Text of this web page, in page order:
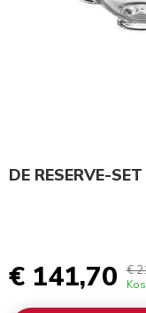
DE RESERVE-SET
€ 141,70 €